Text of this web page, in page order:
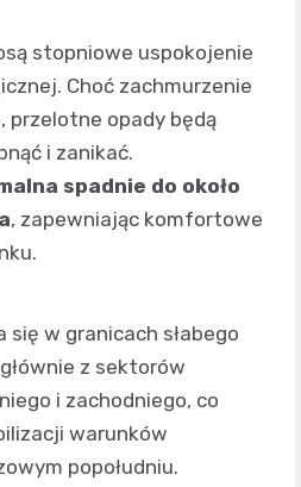
stopniowe uspokojenie
Choć zachmurzenie
przelotne opady będą
i zanikać.
spadnie do około
, zapewniając komfortowe
w granicach słabego
z sektorów
i zachodniego, co
warunków
popołudniu.